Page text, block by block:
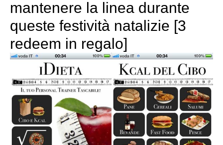
mantenere la linea durante
queste festività natalizie [3
redeem in regalo]